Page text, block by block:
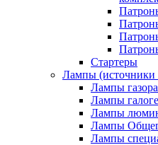
Стартеры
Лампы (источники
Лампы
Лампы
Лампы
Лампы
Лампы